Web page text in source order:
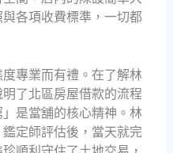
各項收費標準，一切都
專業而有禮。在了解林
了北區房屋借款的流程
是當舖的核心精神。林
定師評估後，當天就完